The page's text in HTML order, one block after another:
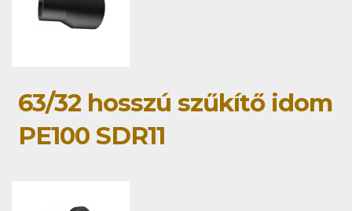
63/32 hosszú szűkítő idom
PE100 SDR11